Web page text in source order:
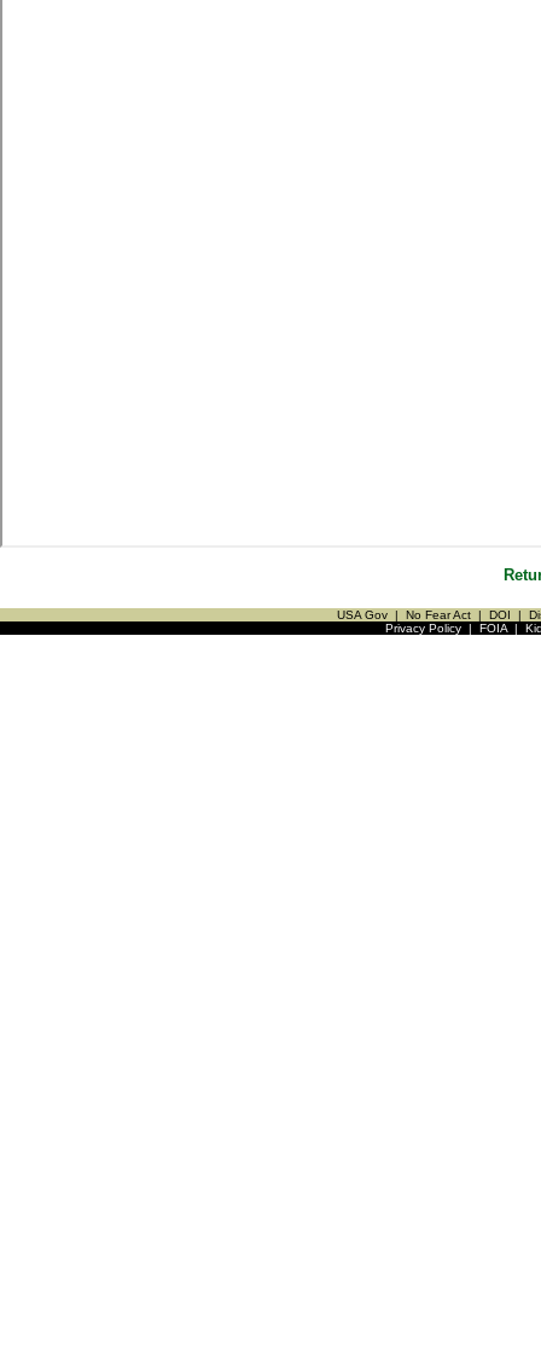
USA Gov | No Fear Act | DOI |
Privacy Policy| FOIA|